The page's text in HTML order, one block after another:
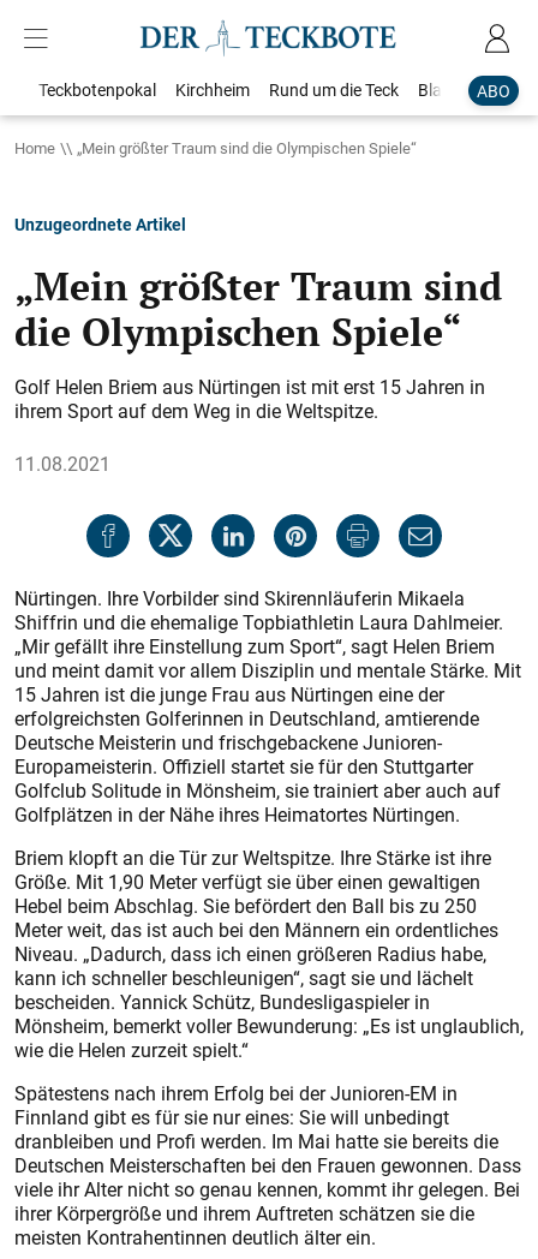
ABO
Teckbotenpokal Kirchheim Rund um die Teck Blaulicht
Home „Mein größter Traum sind die Olympischen Spiele“
Unzugeordnete Artikel
„Mein größter Traum sind
die Olympischen Spiele“
Golf Helen Briem aus Nürtingen ist mit erst 15 Jahren in
ihrem Sport auf dem Weg in die Weltspitze.
11.08.2021
Nürtingen. Ihre Vorbilder sind Skirennläuferin Mikaela
Shiffrin und die ehemalige Topbiathletin Laura Dahlmeier.
„Mir gefällt ihre Einstellung zum Sport“, sagt Helen Briem
und meint damit vor allem Disziplin und mentale Stärke. Mit
15 Jahren ist die junge Frau aus Nürtingen eine der
erfolgreichsten Golferinnen in Deutschland, amtierende
Deutsche Meisterin und frischgebackene Junioren-
Europameisterin. Offiziell startet sie für den Stuttgarter
Golfclub Solitude in Mönsheim, sie trainiert aber auch auf
Golfplätzen in der Nähe ihres Heimatortes Nürtingen.
Briem klopft an die Tür zur Weltspitze. Ihre Stärke ist ihre
Größe. Mit 1,90 Meter verfügt sie über einen gewaltigen
Hebel beim Abschlag. Sie befördert den Ball bis zu 250
Meter weit, das ist auch bei den Männern ein ordentliches
Niveau. „Dadurch, dass ich einen größeren Radius habe,
kann ich schneller beschleunigen“, sagt sie und lächelt
bescheiden. Yannick Schütz, Bundesligaspieler in
Mönsheim, bemerkt voller Bewunderung: „Es ist unglaublich,
wie die Helen zurzeit spielt.“
Spätestens nach ihrem Erfolg bei der Junioren-EM in
Finnland gibt es für sie nur eines: Sie will unbedingt
dranbleiben und Profi werden. Im Mai hatte sie bereits die
Deutschen Meisterschaften bei den Frauen gewonnen. Dass
viele ihr Alter nicht so genau kennen, kommt ihr gelegen. Bei
ihrer Körpergröße und ihrem Auftreten schätzen sie die
meisten Kontrahentinnen deutlich älter ein.